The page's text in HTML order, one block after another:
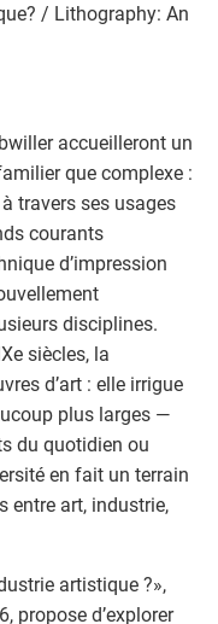
/ Lithography: An
accueilleront un
que complexe :
travers ses usages
courants
d’impression
disciplines.
siècles, la
d’art : elle irrigue
plus larges —
du quotidien ou
en fait un terrain
entre art, industrie,
artistique ?»,
propose d’explorer